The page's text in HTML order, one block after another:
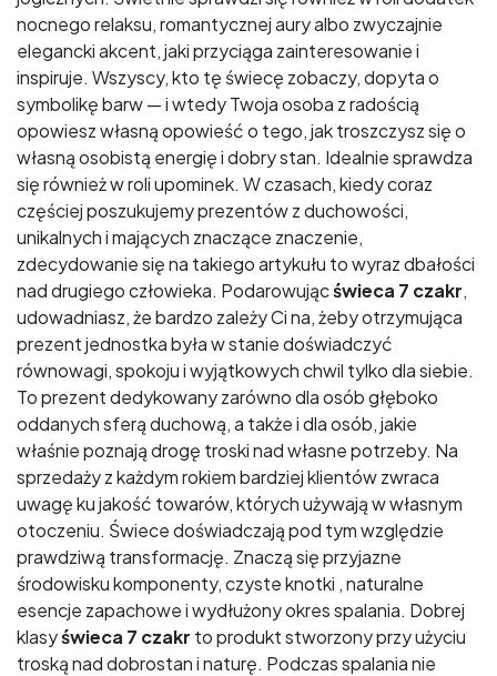
nocnego relaksu, romantycznej aury albo zwyczajnie
elegancki akcent, jaki przyciąga zainteresowanie i
inspiruje. Wszyscy, kto tę świecę zobaczy, dopyta o
symbolikę barw — i wtedy Twoja osoba z radością
opowiesz własną opowieść o tego, jak troszczysz się o
własną osobistą energię i dobry stan. Idealnie sprawdza
się również w roli upominek. W czasach, kiedy coraz
częściej poszukujemy prezentów z duchowości,
unikalnych i mających znaczące znaczenie,
zdecydowanie się na takiego artykułu to wyraz dbałości
nad drugiego człowieka. Podarowującświeca 7 czakr,
udowadniasz, że bardzo zależy Ci na, żeby otrzymująca
prezent jednostka była w stanie doświadczyć
równowagi, spokoju i wyjątkowych chwil tylko dla siebie.
To prezent dedykowany zarówno dla osób głęboko
oddanych sferą duchową, a także i dla osób, jakie
właśnie poznają drogę troski nad własne potrzeby. Na
sprzedaży z każdym rokiem bardziej klientów zwraca
uwagę ku jakość towarów, których używają w własnym
otoczeniu. Świece doświadczają pod tym względzie
prawdziwą transformację. Znaczą się przyjazne
środowisku komponenty, czyste knotki , naturalne
esencje zapachowe i wydłużony okres spalania. Dobrej
klasyświeca 7 czakr to produkt stworzony przy użyciu
troską nad dobrostan i naturę. Podczas spalania nie